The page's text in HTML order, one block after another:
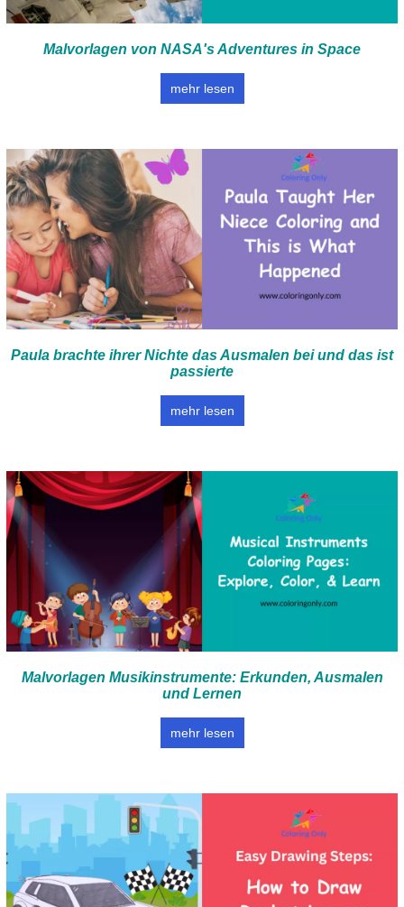
Malvorlagen von NASA's Adventures in Space
mehr lesen
Paula brachte ihrer Nichte das Ausmalen bei und das ist
passierte
mehr lesen
Malvorlagen Musikinstrumente: Erkunden, Ausmalen
und Lernen
mehr lesen